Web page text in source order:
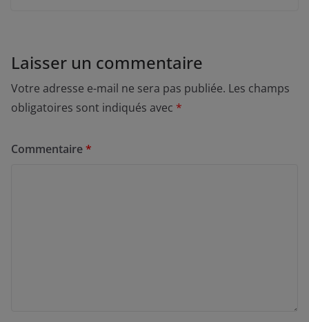
Laisser un commentaire
Votre adresse e-mail ne sera pas publiée. Les champs
obligatoires sont indiqués avec *
Commentaire*